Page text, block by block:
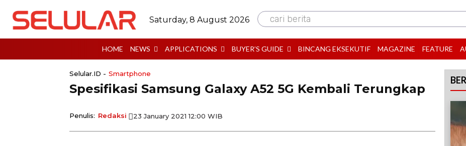
Saturday, 8 August 2026 cari berita
HOME NEWS APPLICATIONS BUYER’S GUIDE BINCANG EKSEKUTIF MAGAZINE FEATURE
Selular.ID - Smartphone
Spesifikasi Samsung Galaxy A52 5G Kembali Terungkap
Penulis: Redaksi 23 January 2021 12:00 WIB